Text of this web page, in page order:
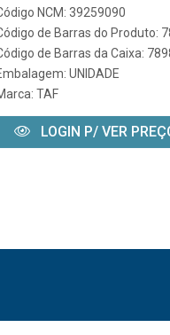
NCM: 39259090
de Barras do Produto:
de Barras da Caixa:
UNIDADE
TAF
LOGIN P/ VER